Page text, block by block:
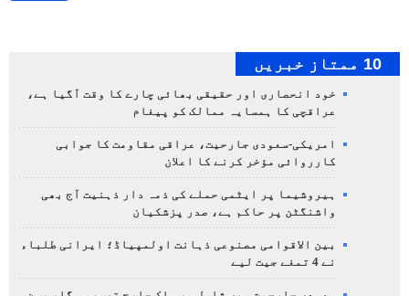
10 ممتاز خبریں
خود انحصاری اور حقیقی بھائی چارے کا وقت آگیا ہے،
عراقچی کا ہمسایہ ممالک کو پیغام
امریکی-سعودی جارحیت، عراقی مقاومت کا جوابی
کارروائی مؤخر کرنے کا اعلان
ہیروشیما پر ایٹمی حملے کی ذمہ دار ذہنیت آج بھی
واشنگٹن پر حاکم ہے، صدر پزشکیان
بین الاقوامی مصنوعی ذہانت اولمپیاڈ؛ ایرانی طلباء
نے 4 تمغے جیت لیے